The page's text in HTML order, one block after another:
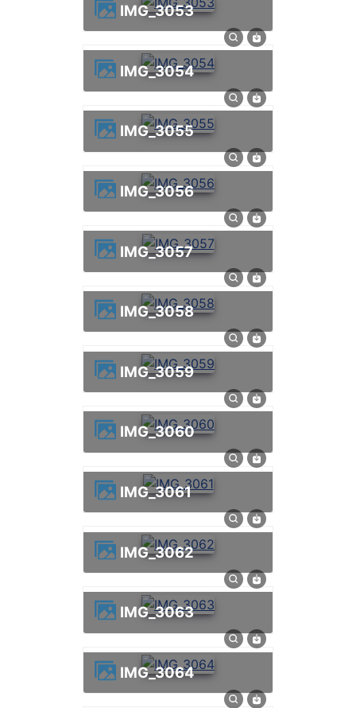
IMG_3053
IMG_3054
IMG_3055
IMG_3056
IMG_3057
IMG_3058
IMG_3059
IMG_3060
IMG_3061
IMG_3062
IMG_3063
IMG_3064